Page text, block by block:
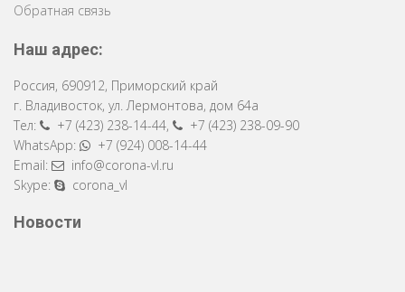
Обратная связь
Наш адрес:
Россия, 690912, Приморский край
г. Владивосток, ул. Лермонтова, дом 64a
Тел:
+7 (423) 238-14-44,
+7 (423) 238-09-90
WhatsApp:
+7 (924) 008-14-44
Email:
info@corona-vl.ru
Skype:
corona_vl
Новости